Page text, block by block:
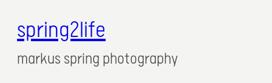
spring2life
markus spring photography